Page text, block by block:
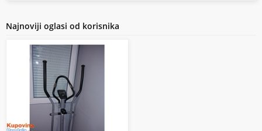
Najnoviji oglasi od korisnika